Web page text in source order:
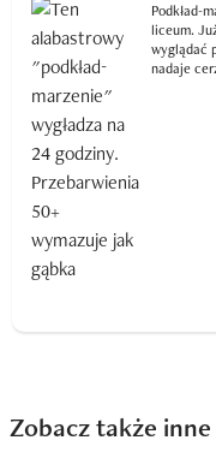
Podkład-
liceum.
wyglądać
nadaje
Zobacz także